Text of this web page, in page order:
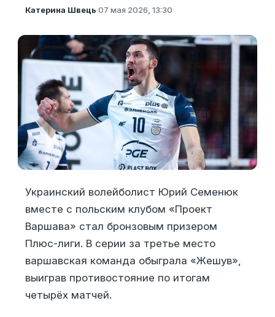
Катерина Швець·07 мая 2026, 13:30
Украинский волейболист Юрий Семенюк
вместе с польским клубом «Проект
Варшава» стал бронзовым призером
Плюс-лиги. В серии за третье место
варшавская команда обыграла «Жешув»,
выиграв противостояние по итогам
четырёх матчей.